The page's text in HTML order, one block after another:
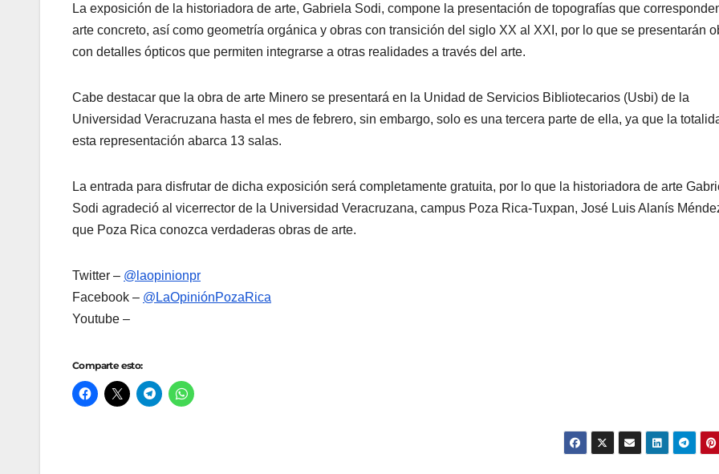
La exposición de la historiadora de arte, Gabriela Sodi, compone la presentación de topografías que
arte concreto, así como geometría orgánica y obras con transición del siglo XX al XXI, por lo que se presentarán
con detalles ópticos que permiten integrarse a otras realidades a través del arte.
Cabe destacar que la obra de arte Minero se presentará en la Unidad de Servicios Bibliotecarios (Usbi) de la
Universidad Veracruzana hasta el mes de febrero, sin embargo, solo es una tercera parte de ella, ya que la
esta representación abarca 13 salas.
La entrada para disfrutar de dicha exposición será completamente gratuita, por lo que la historiadora de arte
Sodi agradeció al vicerrector de la Universidad Veracruzana, campus Poza Rica-Tuxpan, José Luis Alanís
que Poza Rica conozca verdaderas obras de arte.
Twitter – @laopinionpr
Facebook – @LaOpiniónPozaRica
Youtube –
Comparte esto: